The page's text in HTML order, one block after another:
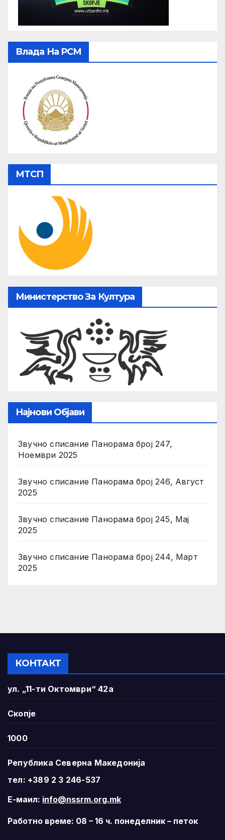
Влада На РСМ
МТСП
Министерство За Култура
Најнови Објави
Звучно списание Панорама број 247,
Ноември 2025
Звучно списание Панорама број 246, Август
2025
Звучно списание Панорама број 245, Мај
2025
Звучно списание Панорама број 244, Март
2025
КОНТАКТ
ул. „11-ти Октомври“ 42а
Скопје
1000
Република Северна Македонија
тел: +389 2 3 246-537
Е-маил: info@nssrm.org.mk
Работно време: 08 – 16 ч. понеделник – петок